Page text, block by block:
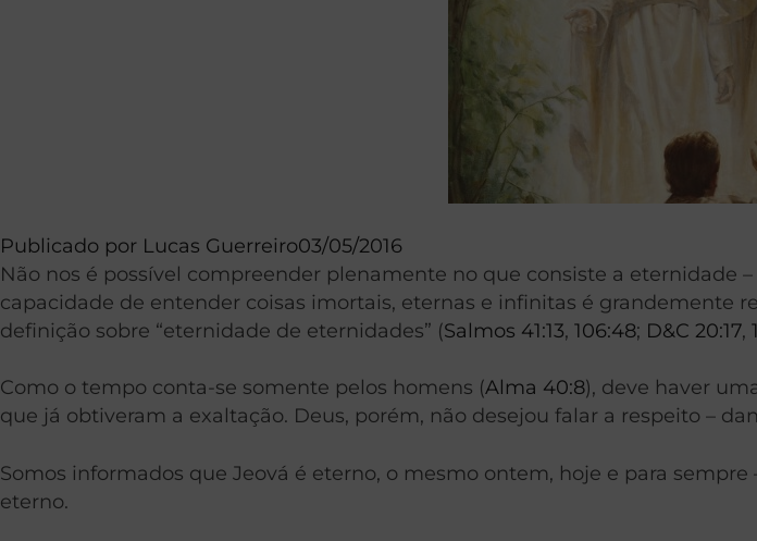
Publicado por Lucas Guerreiro03/05/2016
Não nos é possível compreender plenamente no que consiste a eternidade
capacidade de entender coisas imortais, eternas e infinitas é grandemente
definição sobre “eternidade de eternidades” (Salmos 41:13, 106:48; D&C 20:17,
Como o tempo conta-se somente pelos homens (Alma 40:8), deve haver
que já obtiveram a exaltação. Deus, porém, não desejou falar a respeito –
Somos informados que Jeová é eterno, o mesmo ontem, hoje e para
eterno.